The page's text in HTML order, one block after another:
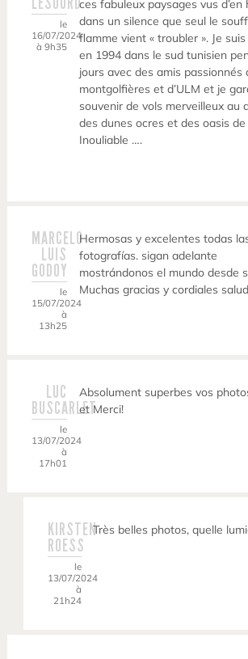
le
16/07/2024
à 9h35
ces fabuleux paysages vus d’en
dans un silence que seul le
flamme vient « troubler ». Je
en 1994 dans le sud tunisien
jours avec des amis passionnés
montgolfières et d’ULM et je
souvenir de vols merveilleux au
des dunes ocres et des oasis
Inouliable ….
MARCELO
LUIS
GODOY
le
15/07/2024
à
13h25
Hermosas y excelentes todas
fotografías. sigan adelante
mostrándonos el mundo desde
Muchas gracias y cordiales
LUC
BUSCARLET
le
13/07/2024
à
17h01
Absolument superbes vos
et Merci!
KIRSTEN
ROESS
le
13/07/2024
à
21h24
Très belles photos, quelle